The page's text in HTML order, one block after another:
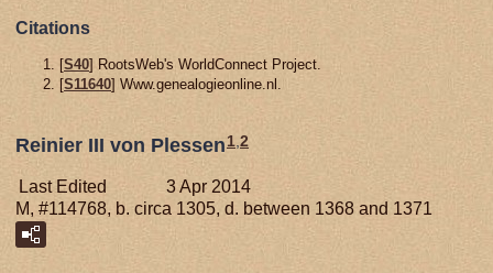
Citations
[S40] RootsWeb's WorldConnect Project.
[S11640] Www.genealogieonline.nl.
Reinier III von Plessen 1 2
Last Edited
3 Apr 2014
M, #114768, b. circa 1305, d. between 1368 and 1371